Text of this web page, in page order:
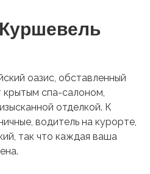
оазис, обставленный
крытым спа-салоном,
отделкой. К
водитель на курорте,
так что каждая ваша